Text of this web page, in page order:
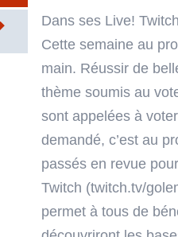
Dans ses Live!
Cette semaine au
main. Réussir de
thème soumis au
sont appelées à
demandé, c’est au
passés en revue
Twitch (twitch.tv/
permet à tous de